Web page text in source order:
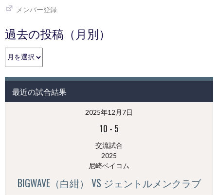
メンバー登録
過去の投稿（月別）
過
去
投
（月
最近の試合結果
2025年12月7日
10 - 5
交流試合
2025
尼崎ベイコム
BIGWAVE（白紺） VS ジェントルメンクラブ